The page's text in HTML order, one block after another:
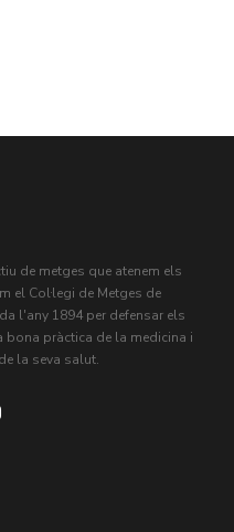
de metges que atenem els
el Col·legi de Metges de
l'any 1894 per defensar els
pràctica de la medicina i
la seva salut.